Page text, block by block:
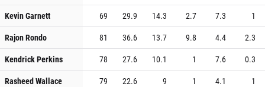
Kevin Garnett
69 29.9 14.3 2.7 7.3
1
Rajon Rondo
81 36.6 13.7 9.8 4.4
2.3
Kendrick Perkins
78 27.6 10.1 1 7.6
0.3
Rasheed Wallace
79 22.6 9 1 4.1
1